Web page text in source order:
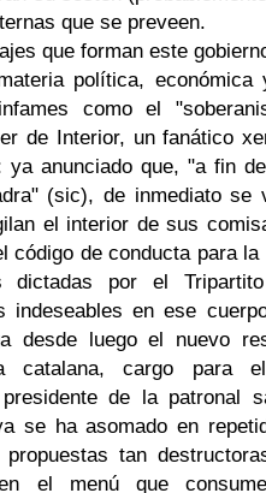
que se preveen.
que forman este
política, económica
como el
de Interior, un fanático
ya anunciado que, "a fin
(sic), de inmediato se
el interior de sus
código de conducta para
dictadas por el
indeseables en ese
desde luego el nuevo
catalana, cargo para
de la patronal
se ha asomado en
tan
el menú que